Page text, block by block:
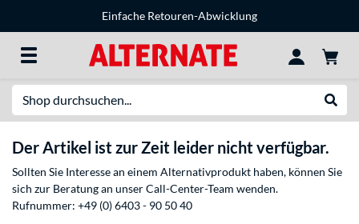
Einfache Retouren-Abwicklung
Der Artikel ist zur Zeit leider nicht verfügbar.
Sollten Sie Interesse an einem Alternativprodukt haben, können Sie
sich zur Beratung an unser Call-Center-Team wenden.
Rufnummer: +49 (0) 6403 - 90 50 40